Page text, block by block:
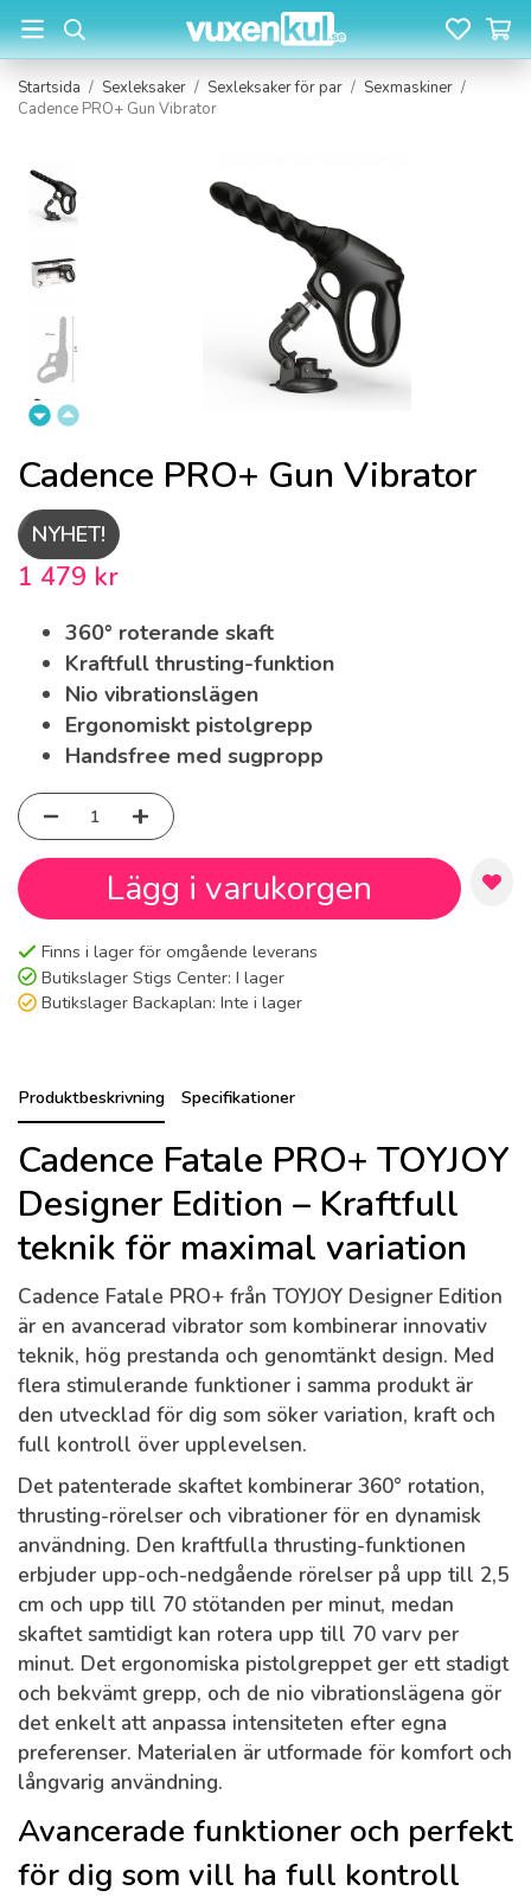
Startsida / Sexleksaker / Sexleksaker för par / Sexmaskiner /
Cadence PRO+ Gun Vibrator
Cadence PRO+ Gun Vibrator
NYHET!
1 479 kr
360° roterande skaft
Kraftfull thrusting-funktion
Nio vibrationslägen
Ergonomiskt pistolgrepp
Handsfree med sugpropp
Lägg i varukorgen
Finns i lager för omgående leverans
Butikslager Stigs Center: I lager
Butikslager Backaplan: Inte i lager
Produktbeskrivning Specifikationer
Cadence Fatale PRO+ TOYJOY
Designer Edition – Kraftfull
teknik för maximal variation
Cadence Fatale PRO+ från TOYJOY Designer Edition
är en avancerad vibrator som kombinerar innovativ
teknik, hög prestanda och genomtänkt design. Med
flera stimulerande funktioner i samma produkt är
den utvecklad för dig som söker variation, kraft och
full kontroll över upplevelsen.
Det patenterade skaftet kombinerar 360° rotation,
thrusting-rörelser och vibrationer för en dynamisk
användning. Den kraftfulla thrusting-funktionen
erbjuder upp-och-nedgående rörelser på upp till 2,5
cm och upp till 70 stötanden per minut, medan
skaftet samtidigt kan rotera upp till 70 varv per
minut. Det ergonomiska pistolgreppet ger ett stadigt
och bekvämt grepp, och de nio vibrationslägena gör
det enkelt att anpassa intensiteten efter egna
preferenser. Materialen är utformade för komfort och
långvarig användning.
Avancerade funktioner och perfekt
för dig som vill ha full kontroll